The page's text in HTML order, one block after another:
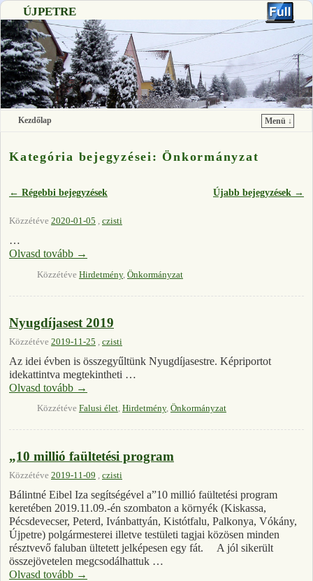
ÚJPETRE
Kezdőlap
Menü ↓
Kategória bejegyzései: Önkormányzat
Bejegyzés navigáció
← Régebbi bejegyzések Újabb bejegyzések →
Közzétéve 2020-01-05 , czisti
…
Olvasd tovább →
Közzétéve Hirdetmény, Önkormányzat
Nyugdíjasest 2019
Közzétéve 2019-11-25 czisti
Az idei évben is összegyűltünk Nyugdíjasestre. Képriportot
idekattintva megtekintheti …
Olvasd tovább →
Közzétéve Falusi élet, Hirdetmény, Önkormányzat
„10 millió faültetési program
Közzétéve 2019-11-09 , czisti
Bálintné Eibel Iza segítségével a”10 millió faültetési program
keretében 2019.11.09.-én szombaton a környék (Kiskassa,
Pécsdevecser, Peterd, Ivánbattyán, Kistótfalu, Palkonya, Vókány,
Újpetre) polgármesterei illetve testületi tagjai közösen minden
résztvevő faluban ültetett jelképesen egy fát. A jól sikerült
összejövetelen megcsodálhattuk …
Olvasd tovább →